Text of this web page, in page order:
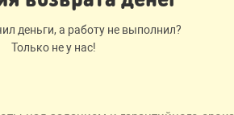
деньги, а работу не выполнил?
Только не у нас!